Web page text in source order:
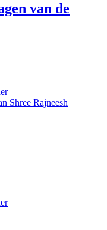
van de